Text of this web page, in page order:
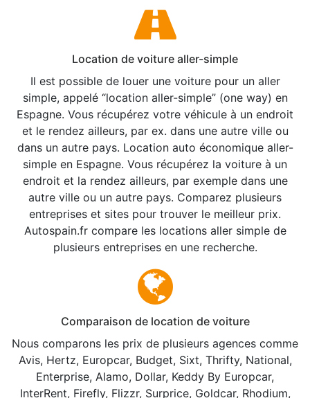
Location de voiture aller-simple
Il est possible de louer une voiture pour un aller
simple, appelé “location aller-simple” (one way) en
Espagne. Vous récupérez votre véhicule à un endroit
et le rendez ailleurs, par ex. dans une autre ville ou
dans un autre pays. Location auto économique aller-
simple en Espagne. Vous récupérez la voiture à un
endroit et la rendez ailleurs, par exemple dans une
autre ville ou un autre pays. Comparez plusieurs
entreprises et sites pour trouver le meilleur prix.
Autospain.fr compare les locations aller simple de
plusieurs entreprises en une recherche.
Comparaison de location de voiture
Nous comparons les prix de plusieurs agences comme
Avis, Hertz, Europcar, Budget, Sixt, Thrifty, National,
Enterprise, Alamo, Dollar, Keddy By Europcar,
InterRent, Firefly, Flizzr, Surprice, Goldcar, Rhodium,